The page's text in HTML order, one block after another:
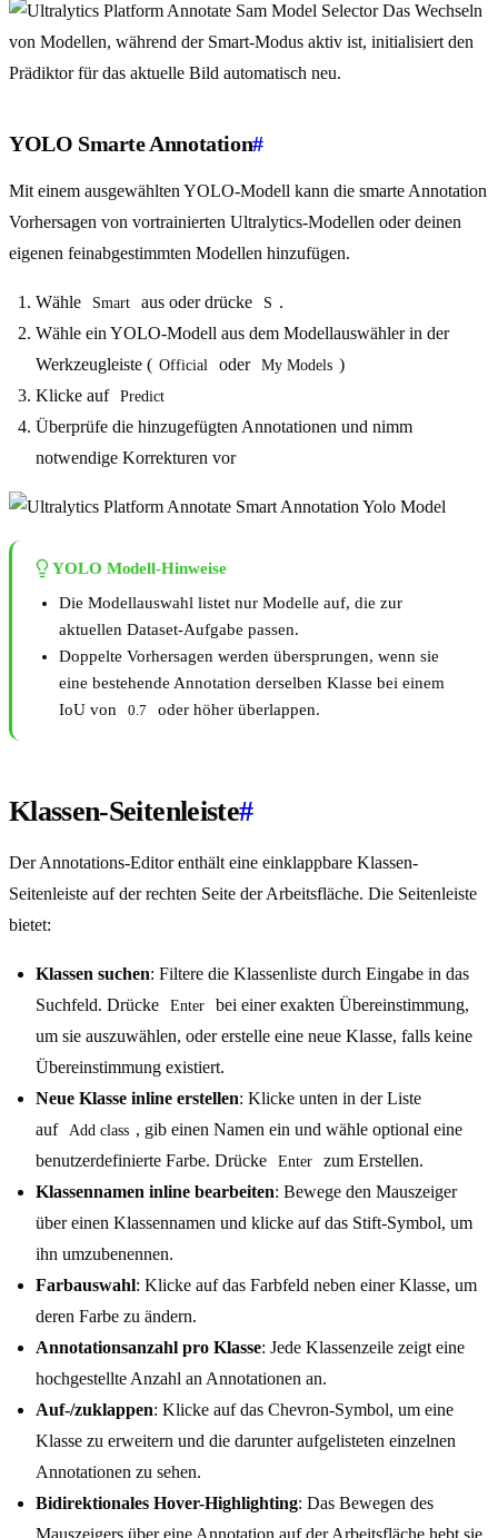
Das Wechseln
von Modellen, während der Smart-Modus aktiv ist, initialisiert den
Prädiktor für das aktuelle Bild automatisch neu.
YOLO Smarte Annotation#
Mit einem ausgewählten YOLO-Modell kann die smarte Annotation
Vorhersagen von vortrainierten Ultralytics-Modellen oder deinen
eigenen feinabgestimmten Modellen hinzufügen.
Wähle Smart aus oder drücke S .
Wähle ein YOLO-Modell aus dem Modellauswähler in der
Werkzeugleiste ( Official oder My Models )
Klicke auf Predict
Überprüfe die hinzugefügten Annotationen und nimm
notwendige Korrekturen vor
YOLO Modell-Hinweise
Die Modellauswahl listet nur Modelle auf, die zur
aktuellen Dataset-Aufgabe passen.
Doppelte Vorhersagen werden übersprungen, wenn sie
eine bestehende Annotation derselben Klasse bei einem
IoU von
0.7 oder höher überlappen.
Klassen-Seitenleiste#
Der Annotations-Editor enthält eine einklappbare Klassen-
Seitenleiste auf der rechten Seite der Arbeitsfläche. Die Seitenleiste
bietet:
Klassen suchen: Filtere die Klassenliste durch Eingabe in das
Suchfeld. Drücke
Enter
bei einer exakten Übereinstimmung,
um sie auszuwählen, oder erstelle eine neue Klasse, falls keine
Übereinstimmung existiert.
Neue Klasse inline erstellen: Klicke unten in der Liste
auf Add class , gib einen Namen ein und wähle optional eine
benutzerdefinierte Farbe. Drücke
Enter
zum Erstellen.
Klassennamen inline bearbeiten: Bewege den Mauszeiger
über einen Klassennamen und klicke auf das Stift-Symbol, um
ihn umzubenennen.
Farbauswahl: Klicke auf das Farbfeld neben einer Klasse, um
deren Farbe zu ändern.
Annotationsanzahl pro Klasse: Jede Klassenzeile zeigt eine
hochgestellte Anzahl an Annotationen an.
Auf-/zuklappen: Klicke auf das Chevron-Symbol, um eine
Klasse zu erweitern und die darunter aufgelisteten einzelnen
Annotationen zu sehen.
Bidirektionales Hover-Highlighting: Das Bewegen des
Mauszeigers über eine Annotation auf der Arbeitsfläche hebt sie